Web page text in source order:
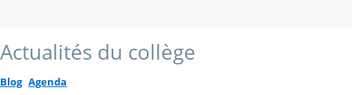
Actualités du collège
Blog Agenda